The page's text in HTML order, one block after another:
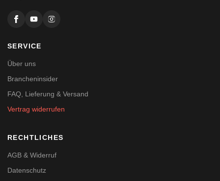
SERVICE
Über uns
Brancheninsider
FAQ, Lieferung & Versand
Vertrag widerrufen
RECHTLICHES
AGB & Widerruf
Datenschutz